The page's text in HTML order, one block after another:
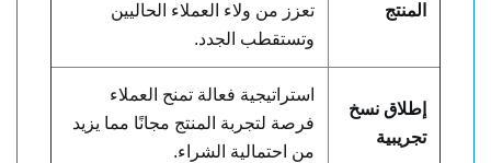
المنتج
تعزز من ولاء العملاء الحاليين
وتستقطب الجدد.
إطلاق نسخ
تجريبية
استراتيجية فعالة تمنح العملاء
فرصة لتجربة المنتج مجانًا مما يزيد
من احتمالية الشراء.